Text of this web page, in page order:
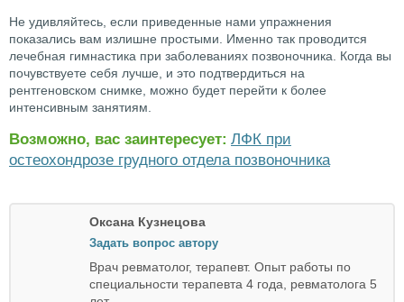
Не удивляйтесь, если приведенные нами упражнения
показались вам излишне простыми. Именно так проводится
лечебная гимнастика при заболеваниях позвоночника. Когда вы
почувствуете себя лучше, и это подтвердиться на
рентгеновском снимке, можно будет перейти к более
интенсивным занятиям.
Возможно, вас заинтересует: ЛФК при
остеохондрозе грудного отдела позвоночника
Оксана Кузнецова
Задать вопрос автору
Врач ревматолог, терапевт. Опыт работы по
специальности терапевта 4 года, ревматолога 5